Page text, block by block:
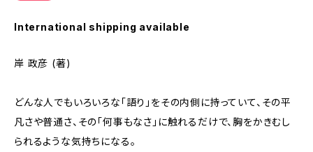
International shipping available
岸 政彦 (著)
どんな人でもいろいろな「語り」をその内側に持っていて、その平
凡さや普通さ、その「何事もなさ」に触れるだけで、胸をかきむし
られるような気持ちになる。